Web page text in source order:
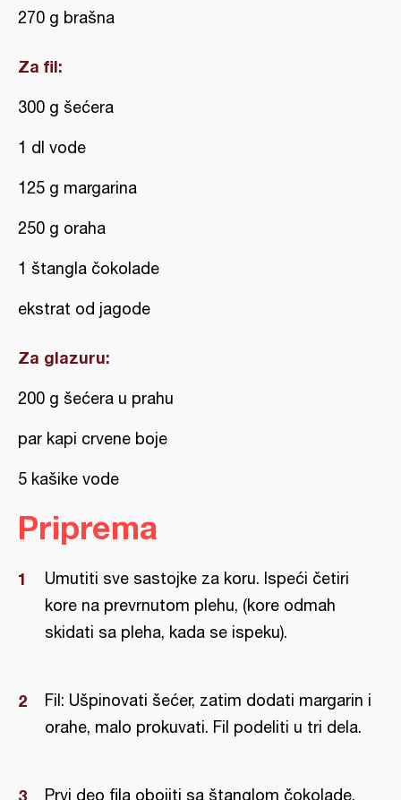
270 g brašna
Za fil:
300 g šećera
1 dl vode
125 g margarina
250 g oraha
1 štangla čokolade
ekstrat od jagode
Za glazuru:
200 g šećera u prahu
par kapi crvene boje
5 kašike vode
Priprema
Umutiti sve sastojke za koru. Ispeći četiri
kore na prevrnutom plehu, (kore odmah
skidati sa pleha, kada se ispeku).
Fil: Ušpinovati šećer, zatim dodati margarin i
orahe, malo prokuvati. Fil podeliti u tri dela.
Prvi deo fila obojiti sa štanglom čokolade.